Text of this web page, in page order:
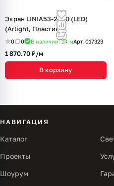
Экран LINIA53-2000 (LED)
(Arlight, Пластик)
0 0 В наличии: 24 мАрт. 017323
1 870.70 ₽/м
В корзину
НАВИГАЦИЯ
Каталог
Проекты
Шоурум